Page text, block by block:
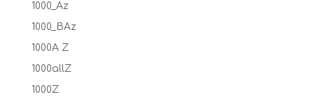
1000_Az
1000_BAz
1000A Z
1000allZ
1000Z